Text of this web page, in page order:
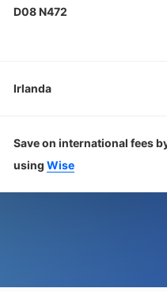
D08 N472
Irlanda
Save on international fees
using Wise